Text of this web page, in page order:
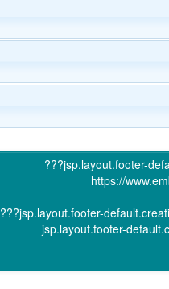
???jsp.layout.footer-
https://
???jsp.layout.footer-
jsp.layout.footer-